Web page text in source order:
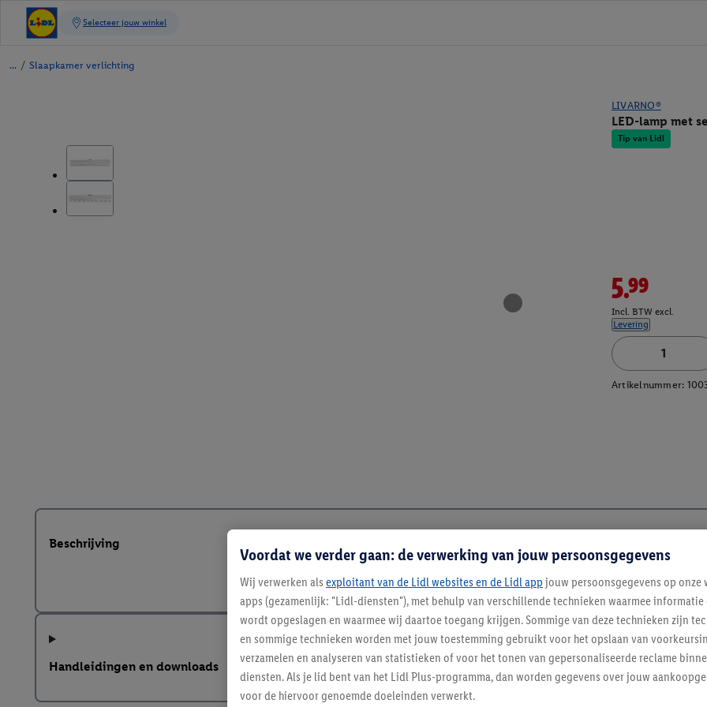
/ Slaapkamer verlichting
LIVARNO®
LED-lamp met
Tip van Lidl
5.99
Incl. BTW excl.
Levering
Artikelnummer:
Beschrijving
Handleidingen en downloads
Voordat we verder gaan: de verwerking van jouw persoonsgegevens
Wij verwerken als exploitant van de Lidl websites en de Lidl app jouw persoonsgegevens op onze
apps (gezamenlijk: "Lidl-diensten"), met behulp van verschillende technieken waarmee
wordt opgeslagen en waarmee wij daartoe toegang krijgen. Sommige van deze technieken zijn
en sommige technieken worden met jouw toestemming gebruikt voor het opslaan van
verzamelen en analyseren van statistieken of voor het tonen van gepersonaliseerde reclame
diensten. Als je lid bent van het Lidl Plus-programma, dan worden gegevens over jouw
voor de hiervoor genoemde doeleinden verwerkt.